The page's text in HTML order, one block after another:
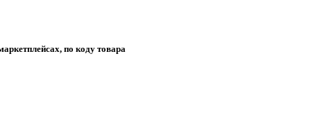
по коду товара